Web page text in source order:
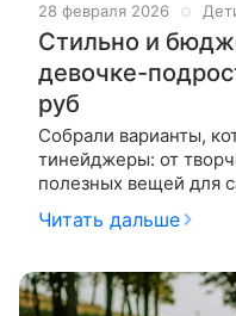
28 февраля 2026
Стильно и
девочке-
руб
Собрали варианты,
тинейджеры: от
полезных вещей для
девочке-подростку
В этом возрасте уже
Читать дальше